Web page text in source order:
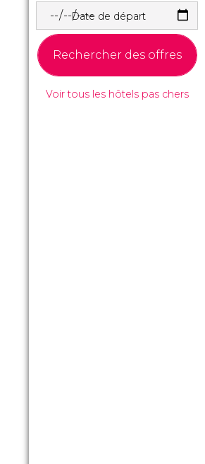
Date de départ
Rechercher des offres
Voir tous les hôtels pas chers